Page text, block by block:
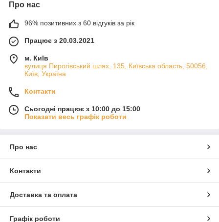
Про нас
96% позитивних з 60 відгуків за рік
Працює з 20.03.2021
м. Київ
вулиця Пирогівський шлях, 135, Київська область, 50056,
Київ, Україна
Контакти
Сьогодні працює з 10:00 до 15:00
Показати весь графік роботи
Про нас
Контакти
Доставка та оплата
Графік роботи